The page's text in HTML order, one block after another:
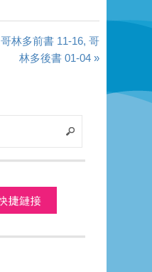
哥林多前書 11-16, 哥
林多後書 01-04 »